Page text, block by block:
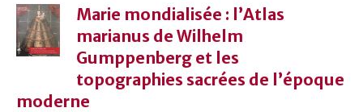
Marie mondialisée : l’Atlas
marianus de Wilhelm
Gumppenberg et les
topographies sacrées de l’époque
moderne